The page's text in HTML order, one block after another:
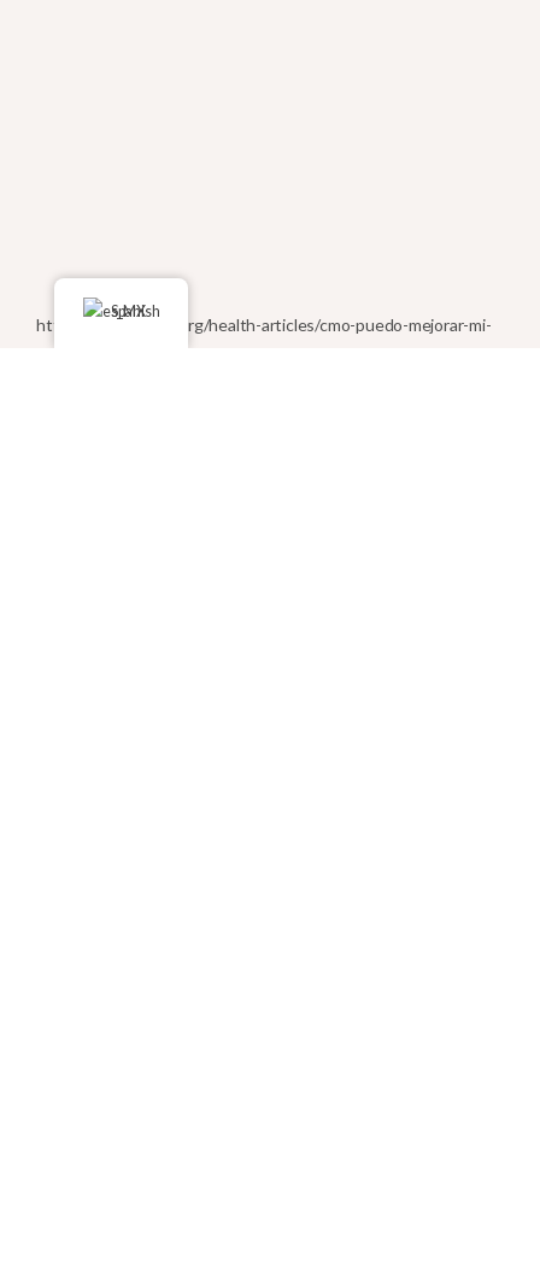
https://www.rchsd.org/health-articles/cmo-puedo-mejorar-mi-
autoestima/
Spanish